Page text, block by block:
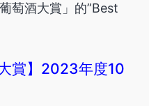
萄酒大賞」的”Best
賞】2023年度10